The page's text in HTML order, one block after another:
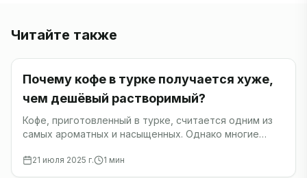
Читайте также
Кофе
Почему кофе в турке получается хуже,
чем дешёвый растворимый?
Кофе, приготовленный в турке, считается одним из
самых ароматных и насыщенных. Однако многие
получается хуже, чем обычный растворимый.
21 июля 2025 г. 1 мин